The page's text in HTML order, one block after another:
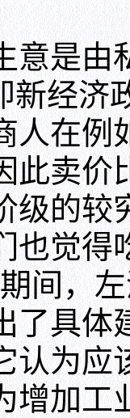
是由
新经
人在例
此卖
级的较
也觉得
，左
了具体
认为应
增加工